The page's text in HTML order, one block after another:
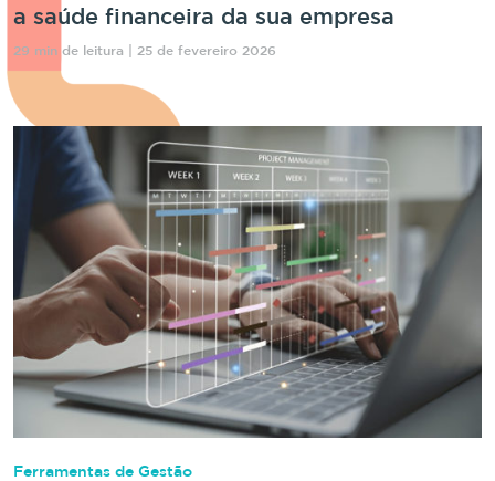
a saúde financeira da sua empresa
29 min de leitura | 25 de fevereiro 2026
Ferramentas de Gestão